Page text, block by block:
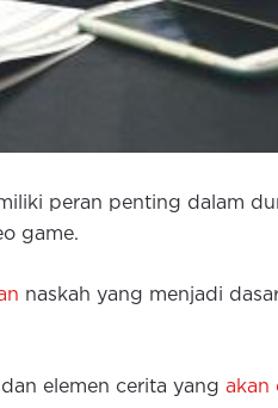
peran penting dalam
game.
naskah yang menjadi
elemen cerita yang akan